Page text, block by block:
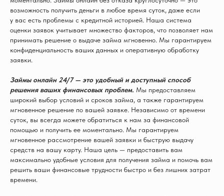
возможность получить деньги в любое время суток, даже если
у вас есть проблемы с кредитной историей. Наша система
оценки заявок учитывает множество факторов, что позволяет нам
принимать решение о выдаче займа мгновенно. Мы гарантируем
конфиденциальность ваших данных и оперативную обработку
заявки.
Займы онлайн 24/7 — это удобный и доступный способ
решения ваших финансовых проблем. Мы предоставляем
широкий выбор условий и сроков займа, а также гарантируем
мгновенное решение по вашей заявке. Независимо от времени
суток, вы всегда можете обратиться к нам за финансовой
помощью и получить ее моментально. Мы гарантируем
мгновенное рассмотрение вашей заявки и быструю выдачу
средств на вашу карту. Наша цель — предоставить вам
максимально удобные условия для получения займа и помочь вам
решить ваши финансовые трудности быстро и без лишних затрат
времени.